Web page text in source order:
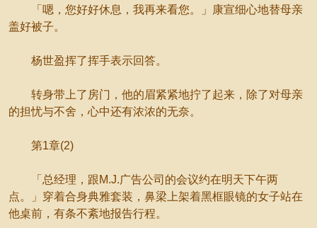
「嗯，您好好休息，我再来看您。」康宣细心地替母亲
盖好被子。
杨世盈挥了挥手表示回答。
转身带上了房门，他的眉紧紧地拧了起来，除了对母亲
的担忧与不舍，心中还有浓浓的无奈。
第1章(2)
「总经理，跟M.J.广告公司的会议约在明天下午两
点。」穿着合身典雅套装，鼻梁上架着黑框眼镜的女子站在
他桌前，有条不紊地报告行程。